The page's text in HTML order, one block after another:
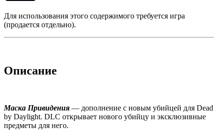
Для использования этого содержимого требуется игра
(продается отдельно).
Описание
Маска Привидения — дополнение с новым убийцей для Dead
by Daylight. DLC открывает нового убийцу и эксклюзивные
предметы для него.